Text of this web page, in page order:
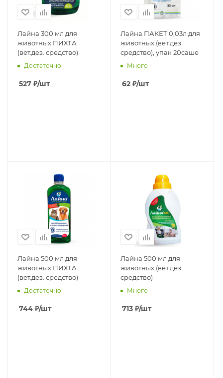
Лайна 300 мл для
животных ПИХТА
(вет.дез. средство)
Достаточно
527 ₽/шт
Лайна ПАКЕТ 0,03л для
животных (вет.дез.
средство), упак 20саше
Много
62 ₽/шт
Лайна 500 мл для
животных ПИХТА
(вет.дез. средство)
Достаточно
744 ₽/шт
Лайна 500 мл для
животных (вет.дез.
средство)
Много
713 ₽/шт